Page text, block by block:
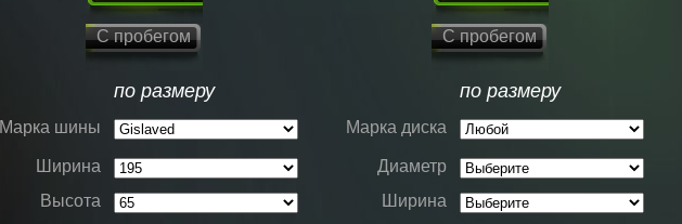
С пробегом
по размеру
Марка шины
Ширина
Высота
С пробегом
по размеру
Марка диска
Диаметр
Ширина